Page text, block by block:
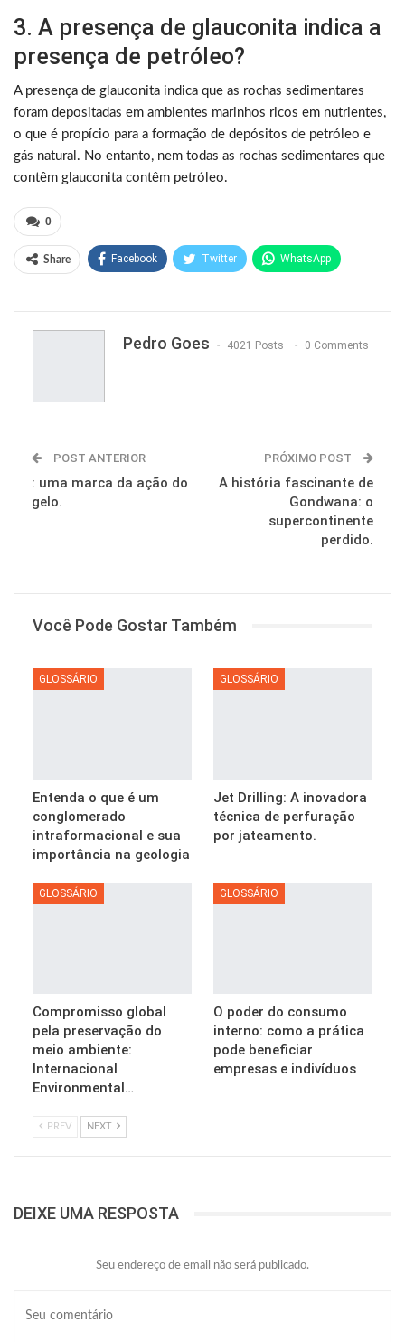
3. A presença de glauconita indica a
presença de petróleo?
A presença de glauconita indica que as rochas sedimentares
foram depositadas em ambientes marinhos ricos em nutrientes,
o que é propício para a formação de depósitos de petróleo e
gás natural. No entanto, nem todas as rochas sedimentares que
contêm glauconita contêm petróleo.
0
Share Facebook Twitter WhatsApp
Pedro Goes 4021 Posts 0 Comments
POST ANTERIOR
: uma marca da ação do
gelo.
PRÓXIMO POST
A história fascinante de
Gondwana: o
supercontinente
perdido.
Você Pode Gostar Também
GLOSSÁRIO
Entenda o que é um
conglomerado
intraformacional e sua
importância na geologia
GLOSSÁRIO
Jet Drilling: A inovadora
técnica de perfuração
por jateamento.
GLOSSÁRIO
Compromisso global
pela preservação do
meio ambiente:
Internacional
Environmental…
GLOSSÁRIO
O poder do consumo
interno: como a prática
pode beneficiar
empresas e indivíduos
PREV NEXT
DEIXE UMA RESPOSTA
Seu endereço de email não será publicado.